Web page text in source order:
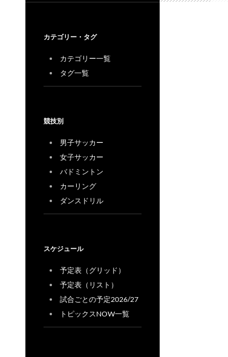
カテゴリー・タグ
カテゴリー一覧
タグ一覧
競技別
男子サッカー
女子サッカー
バドミントン
カーリング
ダンスドリル
スケジュール
予定表（グリッド）
予定表（リスト）
試合ごとの予定2026/27
トピックスNOW一覧